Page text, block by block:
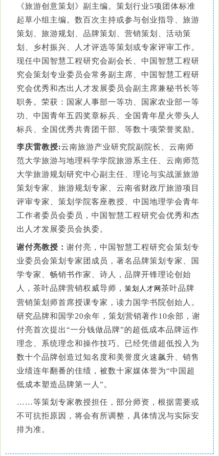
《旅游创意策划》副主编。策划行业5项团体标准
起草小组主编。数百次主持或参与创业指导、旅游
策划、旅游规划、品牌策划、营销策划、活动策
划、乡村振兴、人才评选等策划或专家评审工作。
现任中国智慧工程研究会副会长、中国智慧工程研
究会策划专业委员会常务副主席、中国智慧工程研
究会优秀和杰出人才发展委员会副主席兼秘书长等
职务。荣获：国家人事部一等功、国家农业部一等
功、中国青年五四奖章标兵、全国青年星火带头人
标兵、全国优秀共青团干部、等数十项荣誉奖励。
李庆雷教授:云南旅游产业研究院副院长、云南师
范大学旅游与地理科学学院旅游系主任、云南师范
大学旅游规划研究中心副主任、理论与实战派旅游
策划专家、旅游规划专家、云南省财政厅旅游项目
评审专家、策划学院客座教授、中国地理学会青年
工作者委员会委员，中国智慧工程研究会优秀和杰
出人才发展委员会执委。
谢付亮教授： 谢付亮，中国智慧工程研究会策划专
业委员会策划专家团成员，著名品牌策划专家、国
学专家、畅销书作家、诗人，品牌开锋理论创始
人，茶叶品牌营销权威导师， 策划人才网茶叶品牌
营销策划师首席授课专家，读力国学书院创始人。
研究品牌和国学20余年，策划营销著作10余部，谢
付亮首次提出“一分钱做品牌”的超低成本品牌运作
理念、系统理念和操作技巧。已经凭借超低投入为
数十个品牌创造过知名度和美誉度火速飙升、销售
业绩连年翻番的佳绩，被数十家媒体誉为“中国超
低成本塑造品牌第一人”。
……等策划专家教授担任，部分师资，根据需要或
不可抗拒原因，将会有所调整，具体情况与实际安
排为准。